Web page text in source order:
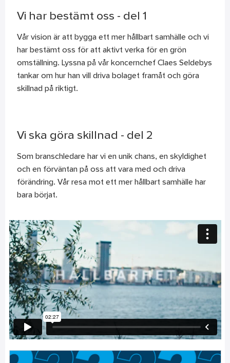
Vi har bestämt oss - del 1
Vår vision är att bygga ett mer hållbart samhälle och vi
har bestämt oss för att aktivt verka för en grön
omställning. Lyssna på vår koncernchef Claes Seldebys
tankar om hur han vill driva bolaget framåt och göra
skillnad på riktigt.
Vi ska göra skillnad - del 2
Som branschledare har vi en unik chans, en skyldighet
och en förväntan på oss att vara med och driva
förändring. Vår resa mot ett mer hållbart samhälle har
bara börjat.